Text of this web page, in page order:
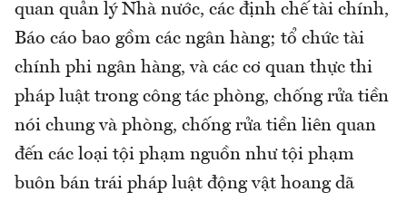
quan quản lý Nhà nước, các định chế tài chính,
Báo cáo bao gồm các ngân hàng; tổ chức tài
chính phi ngân hàng, và các cơ quan thực thi
pháp luật trong công tác phòng, chống rửa tiền
nói chung và phòng, chống rửa tiền liên quan
đến các loại tội phạm nguồn như tội phạm
buôn bán trái pháp luật động vật hoang dã